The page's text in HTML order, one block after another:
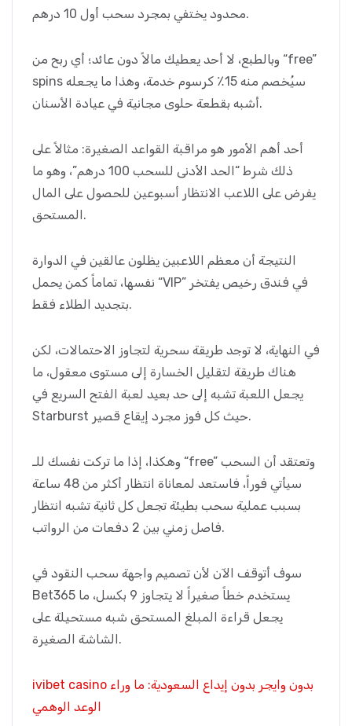
محدود يختفي بمجرد سحب أول 10 درهم.
وبالطبع، لا أحد يعطيك مالاً دون عائد؛ أي ربح من “free”
spins سيُخصم منه 15٪ كرسوم خدمة، وهذا ما يجعله
أشبه بقطعة حلوى مجانية في عيادة الأسنان.
أحد أهم الأمور هو مراقبة القواعد الصغيرة: مثالاً على
ذلك شرط “الحد الأدنى للسحب 100 درهم”، وهو ما
يفرض على اللاعب الانتظار أسبوعين للحصول على المال
المستحق.
النتيجة أن معظم اللاعبين يظلون عالقين في الدوارة
نفسها، تماماً كمن يحمل “VIP” في فندق رخيص يفتخر
بتجديد الطلاء فقط.
في النهاية، لا توجد طريقة سحرية لتجاوز الاحتمالات، لكن
هناك طريقة لتقليل الخسارة إلى مستوى معقول، ما
يجعل اللعبة تشبه إلى حد بعيد لعبة الفتح السريع في
Starburst حيث كل فوز مجرد إيقاع قصير.
وهكذا، إذا ما تركت نفسك للـ “free” وتعتقد أن السحب
سيأتي فوراً، فاستعد لمعاناة انتظار أكثر من 48 ساعة
بسبب عملية سحب بطيئة تجعل كل ثانية تشبه انتظار
فاصل زمني بين 2 دفعات من الرواتب.
سوف أتوقف الآن لأن تصميم واجهة سحب النقود في
Bet365 يستخدم خطاً صغيراً لا يتجاوز 9 بكسل، ما
يجعل قراءة المبلغ المستحق شبه مستحيلة على
الشاشة الصغيرة.
ivibet casino بدون وايجر بدون إيداع السعودية: ما وراء
الوعد الوهمي